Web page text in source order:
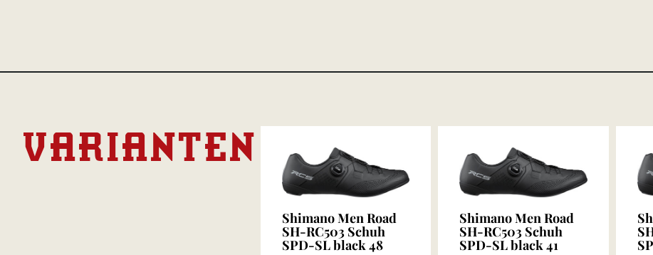
VARIANTEN
Shimano Men Road
SH-RC503 Schuh
SPD-SL black 48
Shimano Men Road
SH-RC503 Schuh
SPD-SL black 41